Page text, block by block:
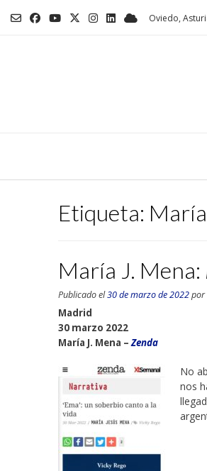
Oviedo,
Etiqueta:
María J. Mena:
Publicado el30 de marzo de 2022por
Madrid
30 marzo 2022
María J. Mena – Zenda
No
nos